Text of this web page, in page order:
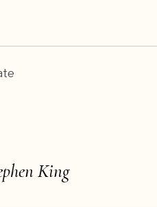
King